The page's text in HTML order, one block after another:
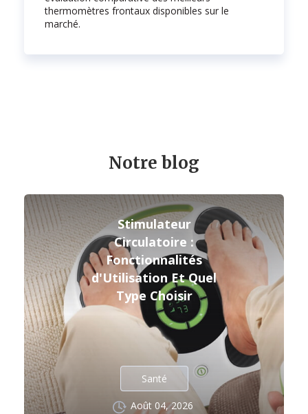
thermomètres frontaux disponibles sur le
marché.
Notre blog
Stimulateur
Circulatoire :
Fonctionnalités
d'Utilisation Et Quel
Type Choisir
Santé
Août 04, 2026